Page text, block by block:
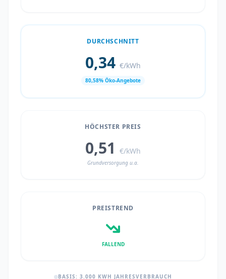
DURCHSCHNITT
0,34 €/kWh
80,58% Öko-Angebote
HÖCHSTER PREIS
0,51 €/kWh
Grundversorgung u.a.
PREISTREND
FALLEND
BASIS: 3.000 KWH JAHRESVERBRAUCH